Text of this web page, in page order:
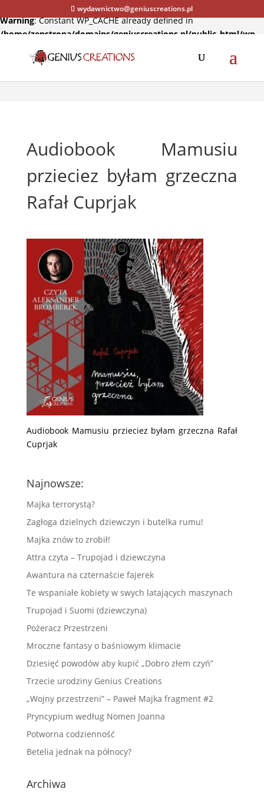
Warning: Constant WP_CACHE already defined in
/home/zenstrona/domains/geniuscreations.pl/public_html/wp-
config.php
wydawnictwo@geniuscreations.pl
Audiobook Mamusiu
przieciez byłam grzeczna
Rafał Cuprjak
Audiobook Mamusiu przieciez byłam grzeczna Rafał
Cuprjak
Najnowsze:
Majka terrorystą?
Zagłoga dzielnych dziewczyn i butelka rumu!
Majka znów to zrobił!
Attra czyta – Trupojad i dziewczyna
Awantura na czternaście fajerek
Te wspaniałe kobiety w swych latających maszynach
Trupojad i Suomi (dziewczyna)
Pożeracz Przestrzeni
Mroczne fantasy o baśniowym klimacie
Dziesięć powodów aby kupić „Dobro złem czyń”
Trzecie urodziny Genius Creations
„Wojny przestrzeni” – Paweł Majka fragment #2
Pryncypium według Nomen Joanna
Potworna codzienność
Betelia jednak na północy?
Archiwa